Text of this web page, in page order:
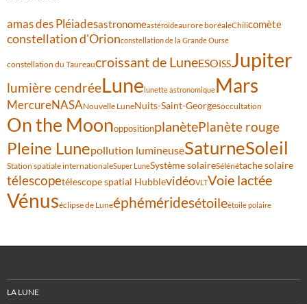
amas des Pléiadesastronomeastéroïdeaurore boréaleChilicomète
constellation d'Orionconstellation de la Grande Ourse
constellation du Taureaucroissant de LuneESOISSJupiter
lumière cendréeLunelunette astronomiqueMars
MercureNASANouvelle LuneNuits-Saint-Georgesoccultation
On the MoonoppositionplanètePlanète rouge
Pleine Lunepollution lumineuseSaturneSoleil
Station spatiale internationaleSuper LuneSystème solaireSélénétache solaire
télescopetélescope spatial HubblevidéoVLTVoie lactée
Vénuséclipse de Luneéphéméridesétoileétoile polaire
LA LUNE